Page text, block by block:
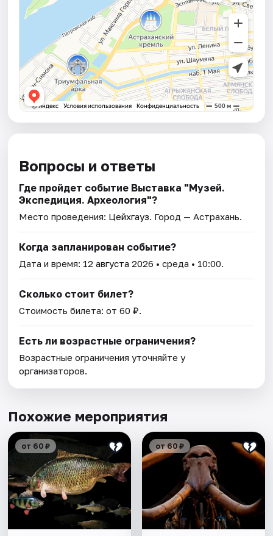
Вопросы и ответы
Где пройдет событие Выставка "Музей.
Экспедиция. Археология"?
Место проведения: Цейхгауз. Город — Астрахань.
Когда запланирован событие?
Дата и время: 12 августа 2026 • среда • 10:00.
Сколько стоит билет?
Стоимость билета: от 60 ₽.
Есть ли возрастные ограничения?
Возрастные ограничения уточняйте у
организаторов.
Похожие мероприятия
от 60 ₽ от 60 ₽